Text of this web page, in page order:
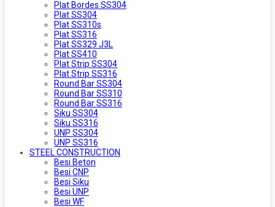
Plat Bordes SS304
Plat SS304
Plat SS310s
Plat SS316
Plat SS329 J3L
Plat SS410
Plat Strip SS304
Plat Strip SS316
Round Bar SS304
Round Bar SS310
Round Bar SS316
Siku SS304
Siku SS316
UNP SS304
UNP SS316
STEEL CONSTRUCTION
Besi Beton
Besi CNP
Besi Siku
Besi UNP
Besi WF